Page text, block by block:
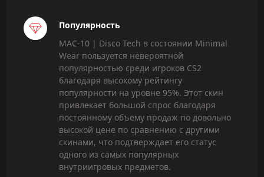
Популярность
MAC-10 | Disco Tech в состоянии Minimal
Wear пользуется невероятной
популярностью среди игроков CS2
благодаря высокому рейтингу
популярности на уровне 95%. Этот скин
привлекает большой спрос благодаря
постоянному объему продаж по довольно
высокой цене по сравнению с другими
скинами, что подтверждает его статус
одного из самых популярных
внутриигровых предметов.